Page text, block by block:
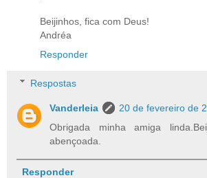
Beijinhos, fica com Deus!
Andréa
Responder
Respostas
Vanderleia
20 de fevereiro de
Obrigada minha amiga
abençoada.
Responder